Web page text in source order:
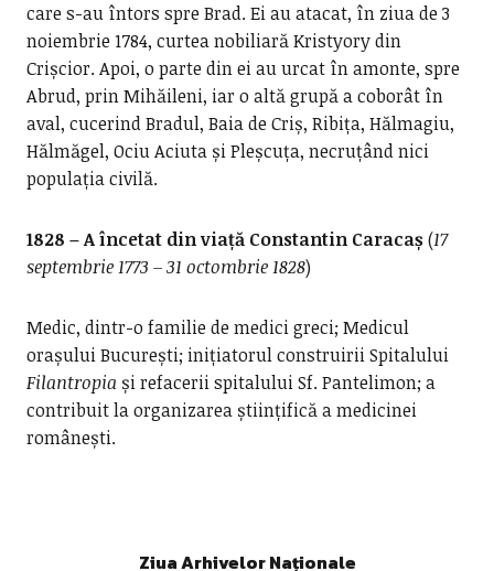
care s-au întors spre Brad. Ei au atacat, în ziua de 3
noiembrie 1784, curtea nobiliară Kristyory din
Crișcior. Apoi, o parte din ei au urcat în amonte, spre
Abrud, prin Mihăileni, iar o altă grupă a coborât în
aval, cucerind Bradul, Baia de Criș, Ribița, Hălmagiu,
Hălmăgel, Ociu Aciuta și Pleșcuța, necruțând nici
populația civilă.
1828 – A încetat din viață Constantin Caracaș(17
septembrie 1773 – 31 octombrie 1828)
Medic, dintr-o familie de medici greci; Medicul
orașului București; inițiatorul construirii Spitalului
Filantropia și refacerii spitalului Sf. Pantelimon; a
contribuit la organizarea științifică a medicinei
românești.
Ziua Arhivelor Naționale